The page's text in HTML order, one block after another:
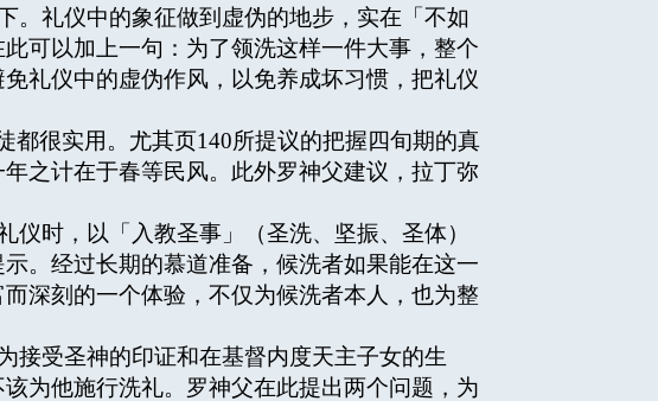
礼仪中的象征做到虚伪的地步，实在「不如
可以加上一句：为了领洗这样一件大事，整个
礼仪中的虚伪作风，以免养成坏习惯，把礼仪
很实用。尤其页140所提议的把握四旬期的真
之计在于春等民风。此外罗神父建议，拉丁弥
时，以「入教圣事」（圣洗、坚振、圣体）
。经过长期的慕道准备，候洗者如果能在这一
深刻的一个体验，不仅为候洗者本人，也为整
受圣神的印证和在基督内度天主子女的生
为他施行洗礼。罗神父在此提出两个问题，为